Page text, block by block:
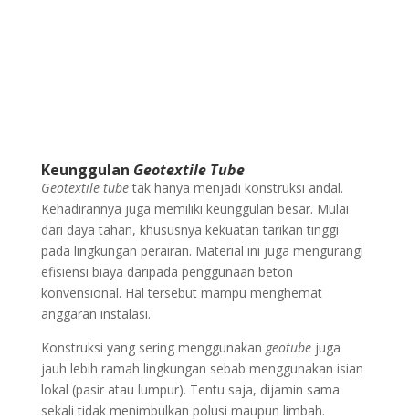
Keunggulan Geotextile Tube
Geotextile tubetak hanya menjadi konstruksi andal.
Kehadirannya juga memiliki keunggulan besar. Mulai
dari daya tahan, khususnya kekuatan tarikan tinggi
pada lingkungan perairan. Material ini juga mengurangi
efisiensi biaya daripada penggunaan beton
konvensional. Hal tersebut mampu menghemat
anggaran instalasi.
Konstruksi yang sering menggunakan geotube juga
jauh lebih ramah lingkungan sebab menggunakan isian
lokal (pasir atau lumpur). Tentu saja, dijamin sama
sekali tidak menimbulkan polusi maupun limbah.